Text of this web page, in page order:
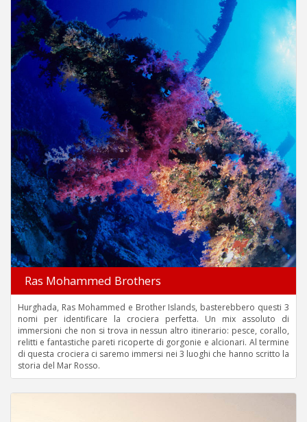
Ras Mohammed Brothers
Hurghada, Ras Mohammed e Brother Islands, basterebbero questi 3
nomi per identificare la crociera perfetta. Un mix assoluto di
immersioni che non si trova in nessun altro itinerario: pesce, corallo,
relitti e fantastiche pareti ricoperte di gorgonie e alcionari. Al termine
di questa crociera ci saremo immersi nei 3 luoghi che hanno scritto la
storia del Mar Rosso.